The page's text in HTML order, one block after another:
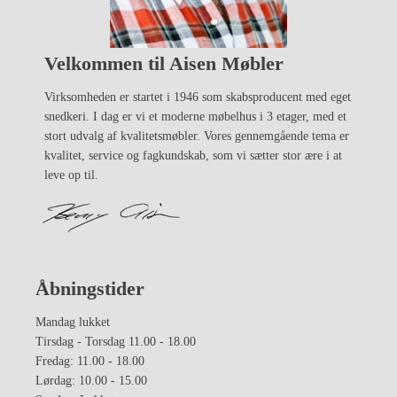
Velkommen til Aisen Møbler
Virksomheden er startet i 1946 som skabsproducent med eget
snedkeri. I dag er vi et moderne møbelhus i 3 etager, med et
stort udvalg af kvalitetsmøbler. Vores gennemgående tema er
kvalitet, service og fagkundskab, som vi sætter stor ære i at
leve op til.
Åbningstider
Mandag lukket
Tirsdag - Torsdag 11.00 - 18.00
Fredag: 11.00 - 18.00
Lørdag: 10.00 - 15.00